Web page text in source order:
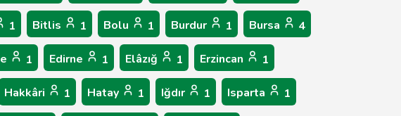
1 Bitlis 1 Bolu 1 Burdur 1 Bursa 4
1 Edirne 1 Elâzığ 1 Erzincan 1
Hakkâri 1 Hatay 1 Iğdır 1 Isparta 1